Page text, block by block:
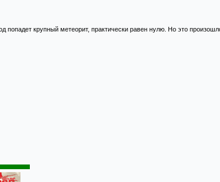
попадет крупный метеорит, практически равен нулю. Но это